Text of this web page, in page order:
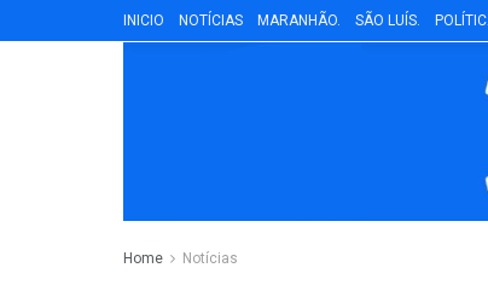
INICIO NOTÍCIAS MARANHÃO. SÃO LUÍS.
Home Notícias